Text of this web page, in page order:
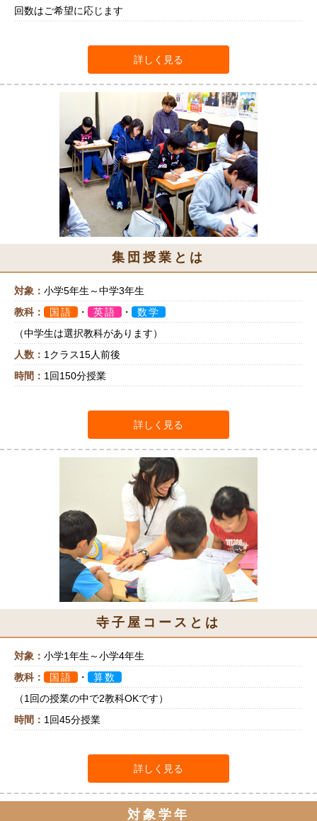
回数はご希望に応じます
詳しく見る
集団授業とは
対象： 小学5年生～中学3年生
教科：
国語 ・ 英語 ・
数学
（中学生は選択教科があります）
人数： 1クラス15人前後
時間： 1回150分授業
詳しく見る
寺子屋コースとは
対象： 小学1年生～小学4年生
教科：
国語 ・
算数
（1回の授業の中で2教科OKです）
時間： 1回45分授業
詳しく見る
対象学年